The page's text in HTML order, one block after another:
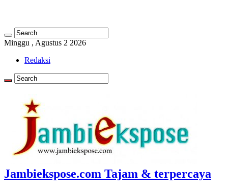
Minggu , Agustus 2 2026
Redaksi
Jambiekspose.com Tajam & terpercaya